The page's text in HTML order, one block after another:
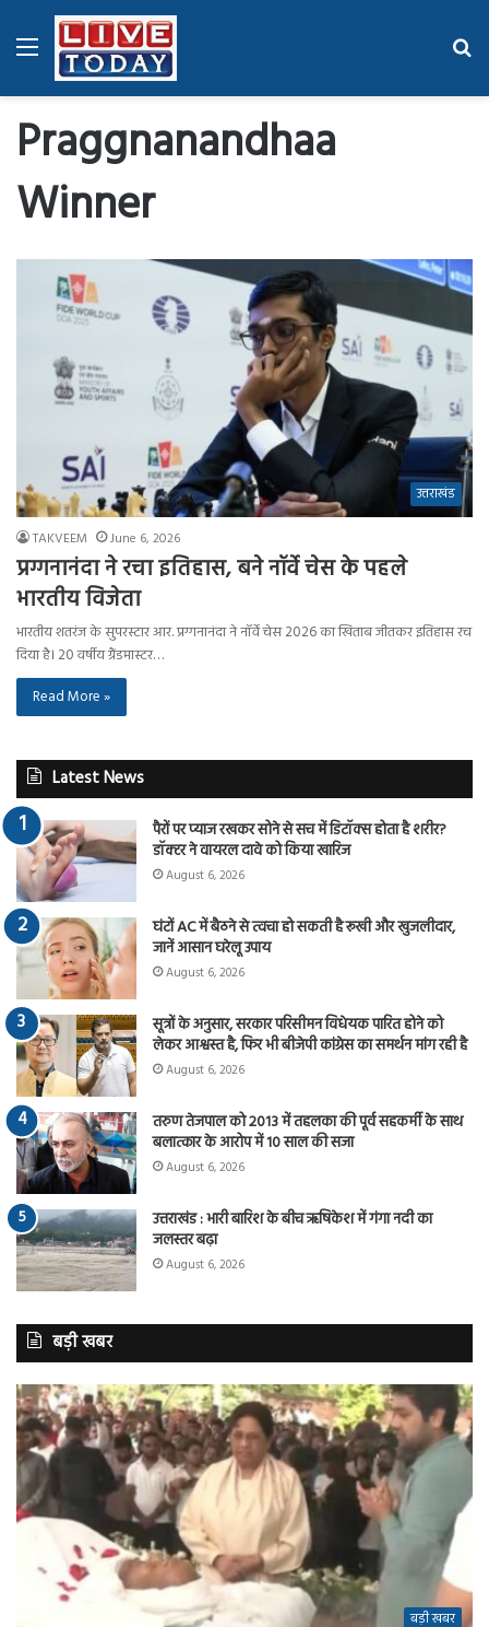
Menu
Praggnanandhaa
Winner
उत्तराखंड
TAKVEEM June 6, 2026
प्रग्गनानंदा ने रचा इतिहास, बने नॉर्वे चेस के पहले
भारतीय विजेता
भारतीय शतरंज के सुपरस्टार आर. प्रग्गनानंदा ने नॉर्वे चेस 2026 का खिताब जीतकर इतिहास रच
दिया है। 20 वर्षीय ग्रैंडमास्टर…
Read More »
Latest News
पैरों पर प्याज रखकर सोने से सच में डिटॉक्स होता है शरीर?
डॉक्टर ने वायरल दावे को किया खारिज
August 6, 2026
घंटों AC में बैठने से त्वचा हो सकती है रूखी और खुजलीदार,
जानें आसान घरेलू उपाय
August 6, 2026
सूत्रों के अनुसार, सरकार परिसीमन विधेयक पारित होने को
लेकर आश्वस्त है, फिर भी बीजेपी कांग्रेस का समर्थन मांग रही है
August 6, 2026
तरुण तेजपाल को 2013 में तहलका की पूर्व सहकर्मी के साथ
बलात्कार के आरोप में 10 साल की सजा
August 6, 2026
उत्तराखंड : भारी बारिश के बीच ऋषिकेश में गंगा नदी का
जलस्तर बढ़ा
August 6, 2026
बड़ी खबर
बड़ी खबर